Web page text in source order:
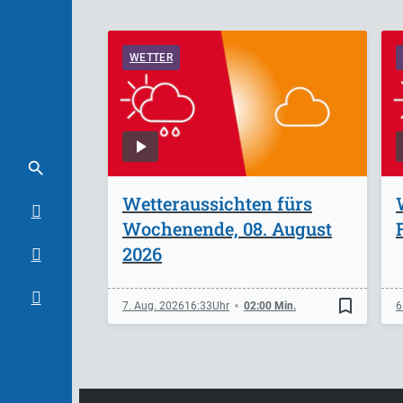
WETTER
Wetteraussichten fürs
Wochenende, 08. August
2026
7. Aug. 202616:33 02:00 Min. bookmark_border